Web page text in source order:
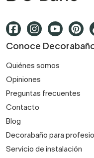
Atención al cliente
Conoce
Quiénes somos
Opiniones
Preguntas frecuentes
Contacto
Blog
Decorabaño para
Servicio de instalación